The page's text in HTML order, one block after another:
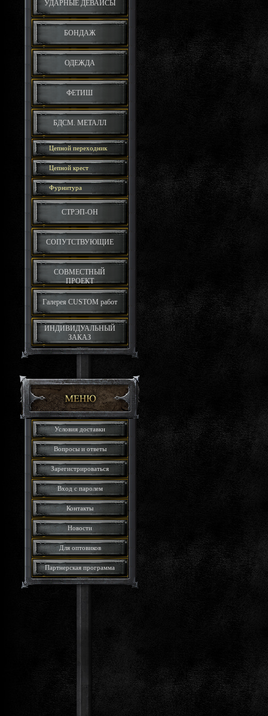
УДАРНЫЕ ДЕВАЙСЫ
БОНДАЖ
ОДЕЖДА
ФЕТИШ
БДСМ. МЕТАЛЛ
Цепной переходник
Цепной крест
Фурнитура
СТРЭП-ОН
СОПУТСТВУЮЩИЕ
СОВМЕСТНЫЙ
ПРОЕКТ
Галерея CUSTOM работ
ИНДИВИДУАЛЬНЫЙ
ЗАКАЗ
Условия доставки
Вопросы и ответы
Зарегистрироваться
Вход с паролем
Контакты
Новости
Для оптовиков
Партнерская программа